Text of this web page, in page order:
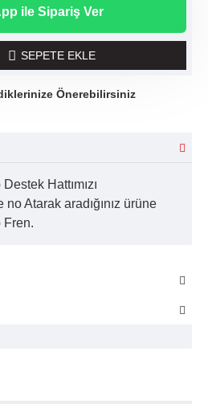
ile Sipariş Ver
SEPETE EKLE
Önerebilirsiniz
Hattımızı
Atarak aradığınız ürüne
Fren.